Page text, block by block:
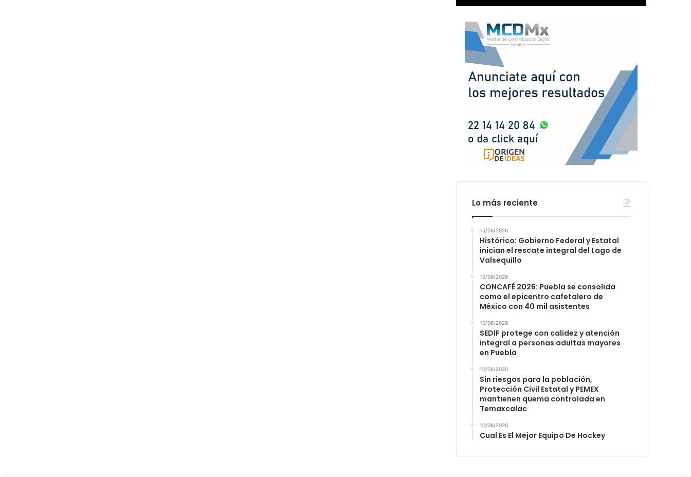
Lo más reciente
15/06/2026
Histórico: Gobierno Federal y Estatal
inician el rescate integral del Lago de
Valsequillo
15/06/2026
CONCAFÉ 2026: Puebla se consolida
como el epicentro cafetalero de
México con 40 mil asistentes
10/06/2026
SEDIF protege con calidez y atención
integral a personas adultas mayores
en Puebla
10/06/2026
Sin riesgos para la población,
Protección Civil Estatal y PEMEX
mantienen quema controlada en
Temaxcalac
10/06/2026
Cual Es El Mejor Equipo De Hockey